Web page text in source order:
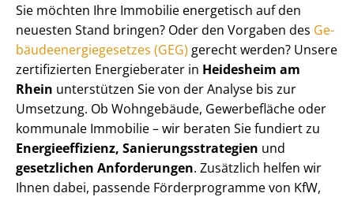
Sie möchten Ihre Immobilie energetisch auf den
neuesten Stand bringen? Oder den Vorgaben des Ge­
bäu­de­en­er­gie­ge­set­zes (GEG) gerecht werden? Unsere
zertifizierten Energieberater in Heidesheim am
Rhein unterstützen Sie von der Analyse bis zur
Umsetzung. Ob Wohngebäude, Gewerbefläche oder
kommunale Immobilie – wir beraten Sie fundiert zu
En­er­gie­ef­fi­zi­enz, Sa­nie­rungs­stra­te­gien und
gesetzlichen Anforderungen. Zusätzlich helfen wir
Ihnen dabei, passende Förderprogramme von KfW,